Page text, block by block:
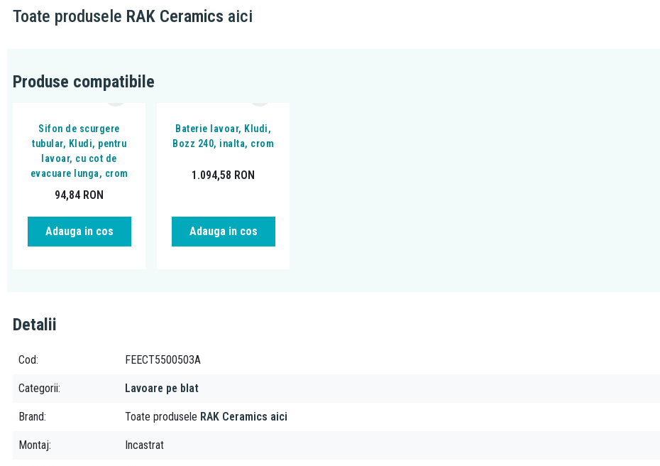
Toate produsele RAK Ceramics aici
Produse compatibile
Sifon de scurgere
tubular, Kludi, pentru
lavoar, cu cot de
evacuare lunga, crom
94,84 RON
Adauga in cos
Baterie lavoar, Kludi,
Bozz 240, inalta, crom
1.094,58 RON
Adauga in cos
Detalii
Cod FEECT5500503A
Categorii Lavoare pe blat
Brand Toate produsele RAK Ceramics aici
Montaj Incastrat